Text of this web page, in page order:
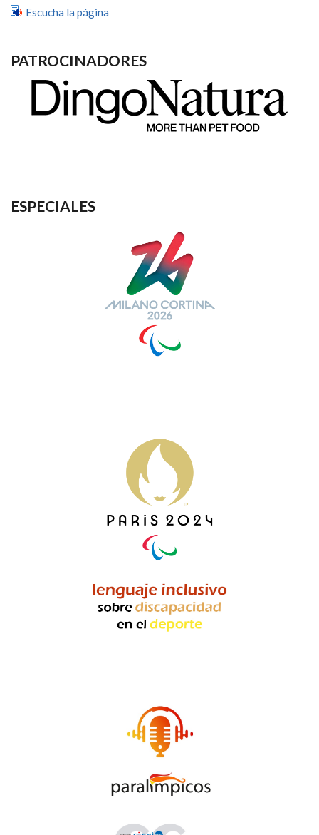
Escucha la página
PATROCINADORES
ESPECIALES